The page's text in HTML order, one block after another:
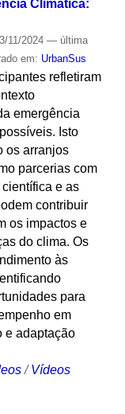
Climática:
11/2024 — última
em: UrbanSus
refletiram
emergência
Isto
os arranjos
parcerias com
e as
contribuir
os impactos e
do clima. Os
às
para
em
e adaptação
/Vídeos